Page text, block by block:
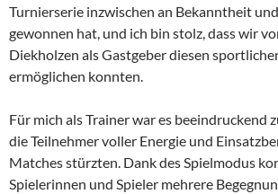
Turnierserie inzwischen an Bekanntheit
gewonnen hat, und ich bin stolz, dass wir
Diekholzen als Gastgeber diesen
ermöglichen konnten.
Für mich als Trainer war es beeindruckend
die Teilnehmer voller Energie und
Matches stürzten. Dank des Spielmodus
Spielerinnen und Spieler mehrere